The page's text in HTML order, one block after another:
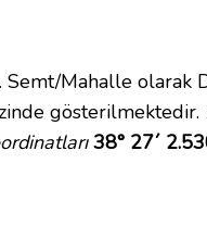
Mahalle olarak
gösterilmektedir.
38° 27´